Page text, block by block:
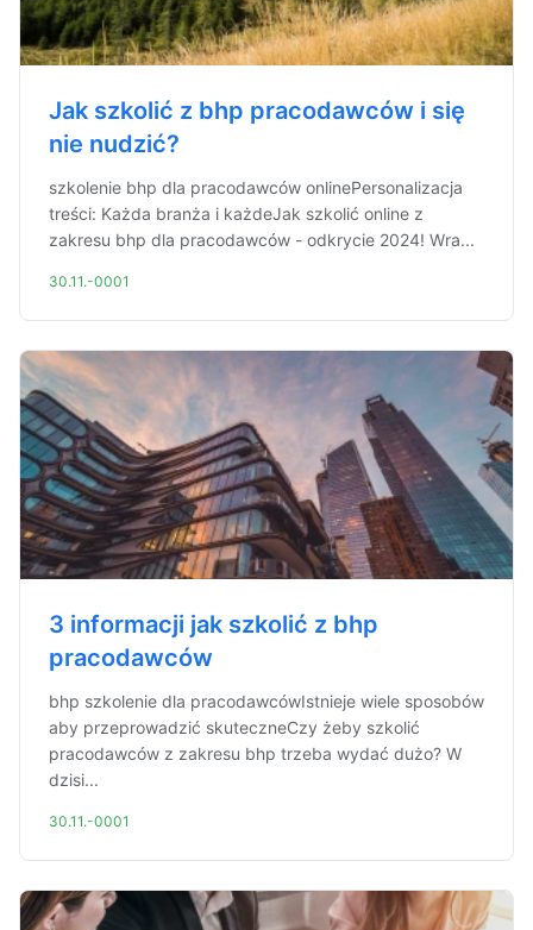
Jak szkolić z bhp pracodawców i się
nie nudzić?
szkolenie bhp dla pracodawców onlinePersonalizacja
treści: Każda branża i każdeJak szkolić online z
zakresu bhp dla pracodawców - odkrycie 2024! Wra...
30.11.-0001
3 informacji jak szkolić z bhp
pracodawców
bhp szkolenie dla pracodawcówIstnieje wiele sposobów
aby przeprowadzić skuteczneCzy żeby szkolić
pracodawców z zakresu bhp trzeba wydać dużo? W
dzisi...
30.11.-0001